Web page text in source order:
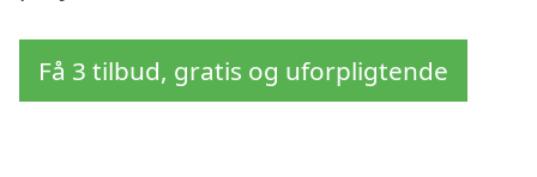
Få 3 tilbud, gratis og uforpligtende